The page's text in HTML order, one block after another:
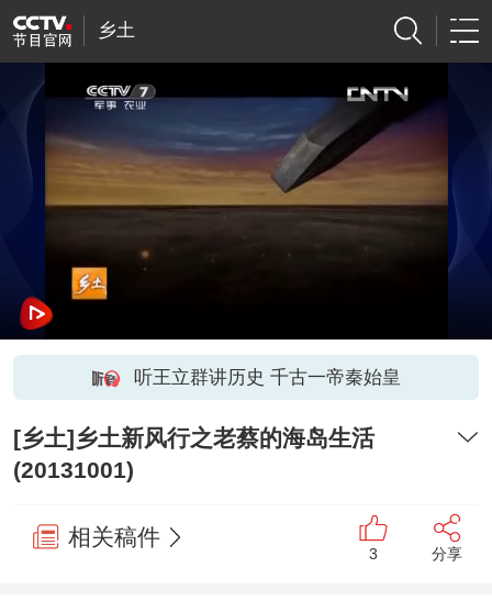
乡土
听王立群讲历史 千古一帝秦始皇
[乡土]乡土新风行之老蔡的海岛生活
(20131001)
相关稿件
3 分享